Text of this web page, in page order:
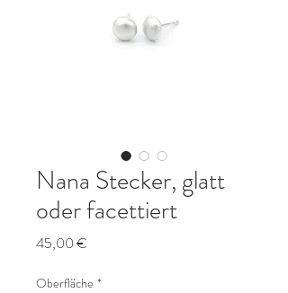
Nana Stecker, glatt
oder facettiert
45,00 €
Oberfläche *